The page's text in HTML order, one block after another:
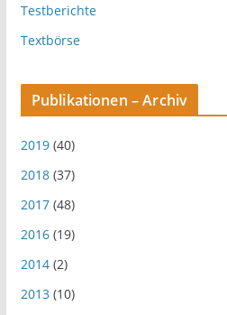
Testberichte
Textbörse
Publikationen – Archiv
2019(40)
2018(37)
2017(48)
2016(19)
2014(2)
2013(10)